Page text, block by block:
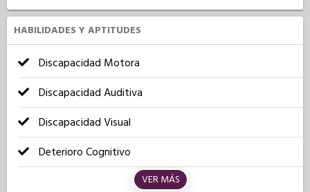
HABILIDADES Y APTITUDES
Discapacidad Motora
Discapacidad Auditiva
Discapacidad Visual
Deterioro Cognitivo
VER MÁS